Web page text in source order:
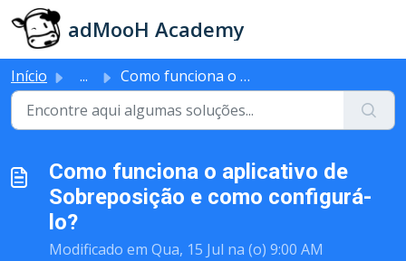
Ir para o conteúdo principal
adMooH Academy
Início ... Como funciona o aplicativo de Sobreposição e como configu...
Como funciona o aplicativo de
Sobreposição e como configurá-
lo?
Modificado em Qua, 15 Jul na (o) 9:00 AM